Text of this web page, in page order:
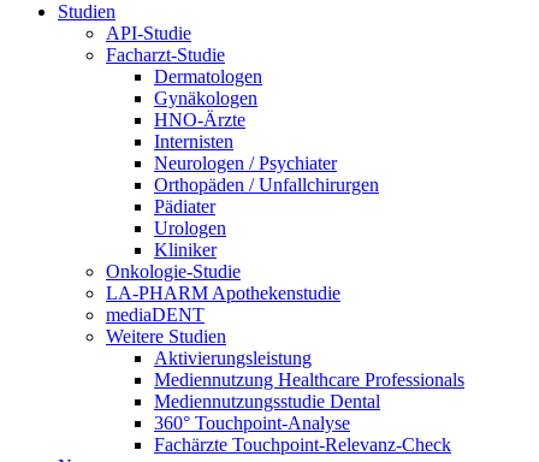
Studien
API-Studie
Facharzt-Studie
Dermatologen
Gynäkologen
HNO-Ärzte
Internisten
Neurologen / Psychiater
Orthopäden / Unfallchirurgen
Pädiater
Urologen
Kliniker
Onkologie-Studie
LA-PHARM Apothekenstudie
mediaDENT
Weitere Studien
Aktivierungsleistung
Mediennutzung Healthcare Professionals
Mediennutzungsstudie Dental
360° Touchpoint-Analyse
Fachärzte Touchpoint-Relevanz-Check